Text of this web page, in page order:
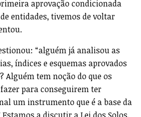
aprovação condicionada
entidades, tivemos de voltar
“alguém já analisou as
índices e esquemas aprovados
Alguém tem noção do que os
para conseguirem ter
um instrumento que é a base da